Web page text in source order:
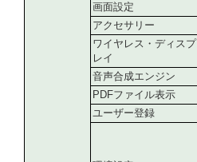
画面設定
アクセサリー
ワイヤレス・ディスプ
レイ
音声合成エンジン
PDFファイル表示
ユーザー登録